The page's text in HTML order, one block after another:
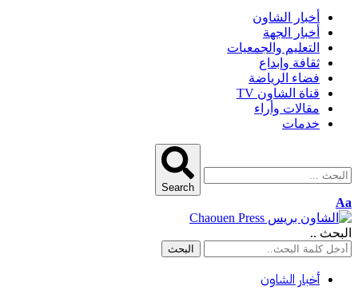
أخبار الشاون
أخبار الجهة
التعليم والجمعيات
ثقافة وإبداع
فضاء الرياضة
قناة الشاون TV
مقالات وأراء
خدمات
Search
Aa
البحث ..
أخبار الشاون